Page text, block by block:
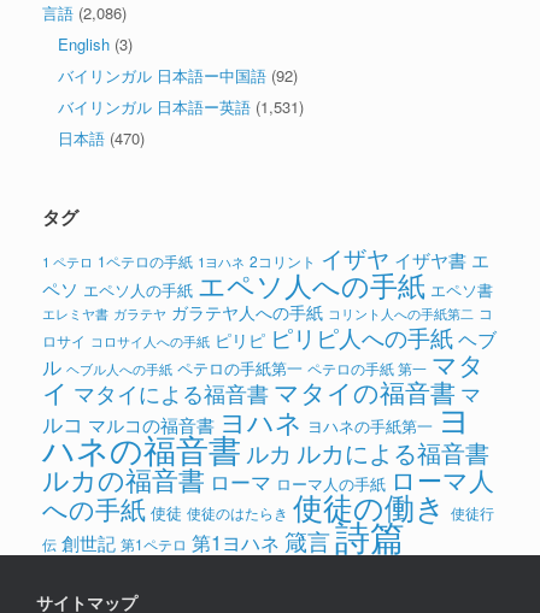
言語 (2,086)
English (3)
バイリンガル 日本語ー中国語 (92)
バイリンガル 日本語ー英語 (1,531)
日本語 (470)
タグ
1 ペテロ 1ペテロの手紙 1ヨハネ 2コリント イザヤ イザヤ書 エ
ペソ エペソ人の手紙 エペソ人への手紙 エペソ書
エレミヤ書 ガラテヤ ガラテヤ人への手紙 コリント人への手紙第二 コ
ロサイ コロサイ人への手紙 ピリピ ピリピ人への手紙ヘブ
ル ヘブル人への手紙 ペテロの手紙第一 ペテロの手紙 第一 マタ
イ マタイによる福音書 マタイの福音書 マ
ルコ マルコの福音書 ヨハネ ヨハネの手紙第一 ヨ
ハネの福音書 ルカ ルカによる福音書
ルカの福音書 ローマ ローマ人の手紙 ローマ人
への手紙 使徒 使徒のはたらき 使徒の働き 使徒行
伝 創世記 第1ペテロ 第1ヨハネ 箴言詩篇
サイトマップ